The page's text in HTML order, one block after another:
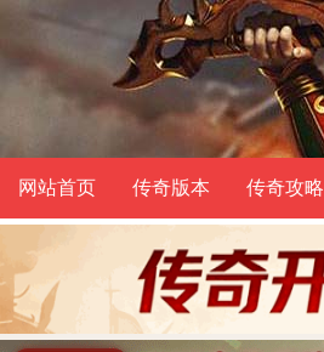
网站首页 传奇版本 传奇攻略